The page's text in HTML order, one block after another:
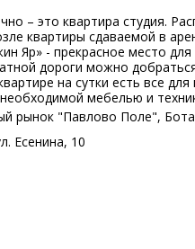
– это квартира студия.
квартиры сдаваемой в
Яр» - прекрасное место
дороги можно
на сутки есть все
мебелью и
рынок "Павлово Поле",
Есенина, 10